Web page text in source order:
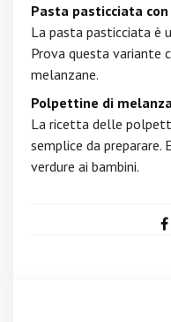
Pasta pasticciata
La pasta pasticciata è
Prova questa variante
melanzane.
Polpettine di
La ricetta delle
semplice da preparare.
verdure ai bambini.